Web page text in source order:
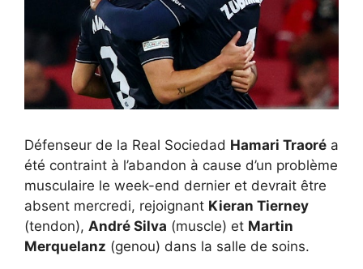
Défenseur de la Real Sociedad Hamari Traoré a
été contraint à l’abandon à cause d’un problème
musculaire le week-end dernier et devrait être
absent mercredi, rejoignant Kieran Tierney
(tendon), André Silva (muscle) et Martin
Merquelanz (genou) dans la salle de soins.